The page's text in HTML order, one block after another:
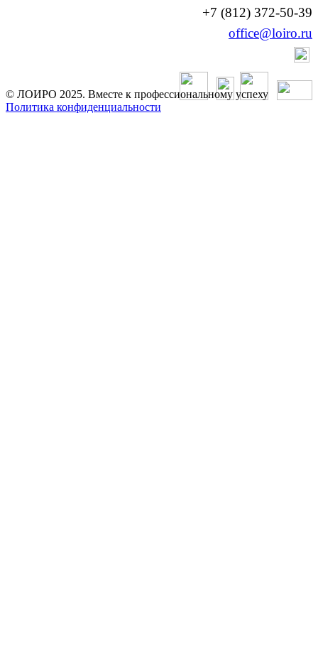
+7 (812) 372-50-39
office@loiro.ru
© ЛОИРО 2025. Вместе к профессиональному успеху
Политика конфиденциальности